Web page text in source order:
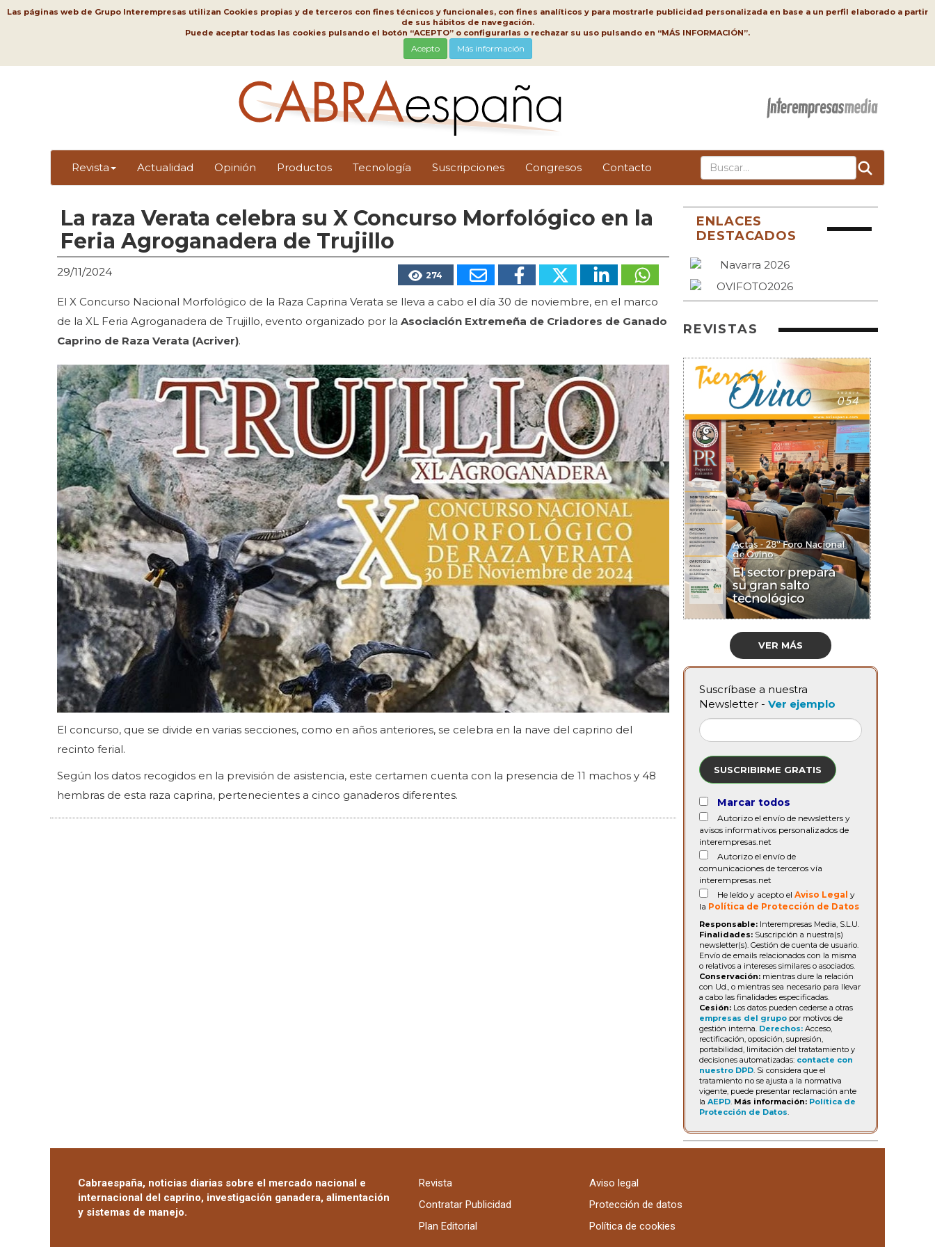
Las páginas web de Grupo Interempresas utilizan Cookies propias y de terceros con fines técnicos y funcionales, con fines analíticos y para mostrarle publicidad personalizada en base a un perfil elaborado a partir
de sus hábitos de navegación.
Puede aceptar todas las cookies pulsando el botón “ACEPTO” o configurarlas o rechazar su uso pulsando en “MÁS INFORMACIÓN”.
Acepto Más información
Revista Actualidad Opinión Productos Tecnología Suscripciones Congresos Contacto
La raza Verata celebra su X Concurso Morfológico en la
Feria Agroganadera de Trujillo
29/11/2024 274
El X Concurso Nacional Morfológico de la Raza Caprina Verata se lleva a cabo el día 30 de noviembre, en el marco
de la XL Feria Agroganadera de Trujillo, evento organizado por la Asociación Extremeña de Criadores de Ganado
Caprino de Raza Verata (Acriver).
El concurso, que se divide en varias secciones, como en años anteriores, se celebra en la nave del caprino del
recinto ferial.
Según los datos recogidos en la previsión de asistencia, este certamen cuenta con la presencia de 11 machos y 48
hembras de esta raza caprina, pertenecientes a cinco ganaderos diferentes.
ENLACES
DESTACADOS
REVISTAS
VER MÁS
Suscríbase a nuestra
Newsletter - Ver ejemplo
SUSCRIBIRME GRATIS
Marcar todos
Autorizo el envío de newsletters y
avisos informativos personalizados de
interempresas.net
Autorizo el envío de
comunicaciones de terceros vía
interempresas.net
He leído y acepto el Aviso Legal y
la Política de Protección de Datos
Responsable: Interempresas Media, S.L.U.
Finalidades: Suscripción a nuestra(s)
newsletter(s). Gestión de cuenta de usuario.
Envío de emails relacionados con la misma
o relativos a intereses similares o asociados.
Conservación: mientras dure la relación
con Ud., o mientras sea necesario para llevar
a cabo las finalidades especificadas.
Cesión: Los datos pueden cederse a otras
empresas del grupo por motivos de
gestión interna. Derechos: Acceso,
rectificación, oposición, supresión,
portabilidad, limitación del tratatamiento y
decisiones automatizadas: contacte con
nuestro DPD. Si considera que el
tratamiento no se ajusta a la normativa
vigente, puede presentar reclamación ante
la AEPD. Más información: Política de
Protección de Datos.
Cabraespaña, noticias diarias sobre el mercado nacional e
internacional del caprino, investigación ganadera, alimentación
y sistemas de manejo.
Revista
Contratar Publicidad
Plan Editorial
Aviso legal
Protección de datos
Política de cookies